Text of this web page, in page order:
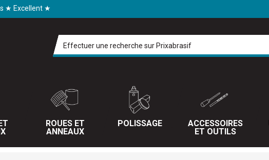
★ Excellent ★
ROUES ET
ANNEAUX
POLISSAGE
ACCESSOIRES
ET OUTILS